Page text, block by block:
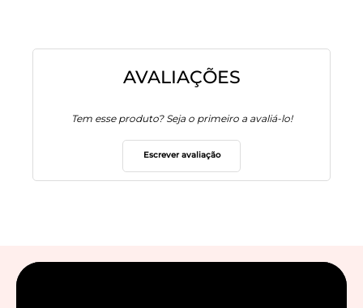
AVALIAÇÕES
Tem esse produto? Seja o primeiro a avaliá-lo!
Escrever avaliação